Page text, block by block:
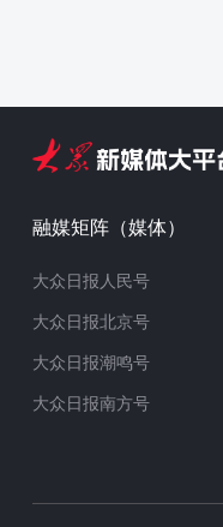
融媒矩阵（媒体）
大众日报人民号
大众日报北京号
大众日报潮鸣号
大众日报南方号